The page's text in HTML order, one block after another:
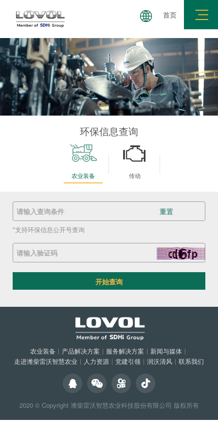
首页
服务品牌 环保信息 配件服务 在线留言
环保信息查询
农业装备 传动
重置
*支持环保信息公开号查询
开始查询
农业装备 | 产品解决方案 | 服务解决方案 | 新闻与媒体 |
走进潍柴雷沃智慧农业 | 人力资源 | 党建引领 | 润沃清风 | 联系我们
2020 © Copyright 潍柴雷沃智慧农业科技股份有限公司 版权所有